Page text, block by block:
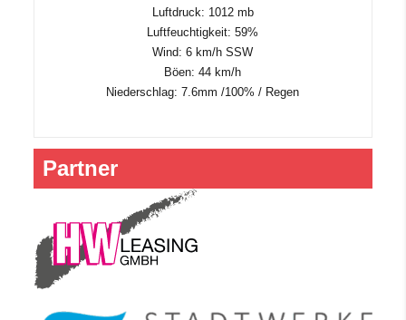
Luftdruck: 1012 mb
Luftfeuchtigkeit: 59%
Wind: 6 km/h SSW
Böen: 44 km/h
Niederschlag:7.6mm /100% / Regen
Partner